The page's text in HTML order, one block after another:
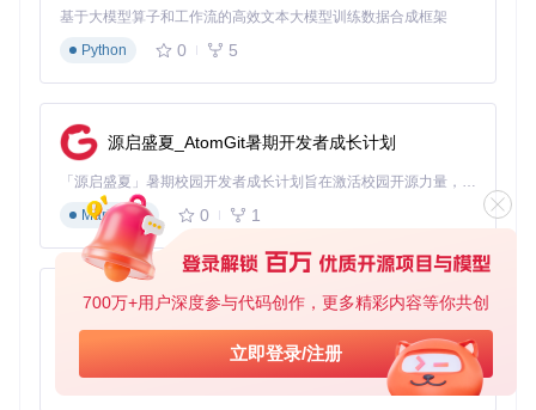
700万+用户深度参与代码创作，更多精彩内容等你共创
立即登录/注册
段，将原本200行的表格压缩至80行，同时保留完整的数据层
软件开发团队利用单元格合并功能展示任务分配，按"项目阶
段"和"负责人"两级合并，使项目经理能快速掌握资源分配情
况，跨团队协作效率提升35%。
医疗数据展示
医院管理系统中，患者信息表格通过合并"科室"和"病床"字
段，在有限空间内展示更多关键诊疗信息，护士的信息检索速
度提升50%。
常见误区与解决方案：避开单元格合并的5个陷
基于大模型算子和工作流的高效文本大模型训练数据合成框架
Python
0 5
源启盛夏_AtomGit暑期开发者成长计划
「源启盛夏」暑期校园开发者成长计划旨在激活校园开源力量，通过积分激励、认证扶持、资源倾斜等形式，引导高校组织和开发者完成「入驻 — 建项目 — 做贡献 — 获认证 — 得资源」的完整闭环。无论你是想带领社团入驻平台的组织者，还是希望用代码贡献证明自己的开发者，都能在这里找到属于你的成长路径。
Markdown
0 1
py-xiaozhi
基于Python的Xiaozhi AI，适用于想要完整Xiaozhi体验而无需拥有专用硬件的用户。
Python
0 1